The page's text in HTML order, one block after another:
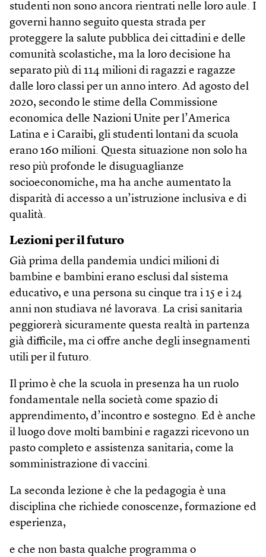
studenti non sono ancora rientrati nelle loro aule. I
governi hanno seguito questa strada per
proteggere la salute pubblica dei cittadini e delle
comunità scolastiche, ma la loro decisione ha
separato più di 114 milioni di ragazzi e ragazze
dalle loro classi per un anno intero. Ad agosto del
2020, secondo le stime della Commissione
economica delle Nazioni Unite per l’America
Latina e i Caraibi, gli studenti lontani da scuola
erano 160 milioni. Questa situazione non solo ha
reso più profonde le disuguaglianze
socioeconomiche, ma ha anche aumentato la
disparità di accesso a un’istruzione inclusiva e di
qualità.
Lezioni per il futuro
Già prima della pandemia undici milioni di
bambine e bambini erano esclusi dal sistema
educativo, e una persona su cinque tra i 15 e i 24
anni non studiava né lavorava. La crisi sanitaria
peggiorerà sicuramente questa realtà in partenza
già difficile, ma ci offre anche degli insegnamenti
utili per il futuro.
Il primo è che la scuola in presenza ha un ruolo
fondamentale nella società come spazio di
apprendimento, d’incontro e sostegno. Ed è anche
il luogo dove molti bambini e ragazzi ricevono un
pasto completo e assistenza sanitaria, come la
somministrazione di vaccini.
La seconda lezione è che la pedagogia è una
disciplina che richiede conoscenze, formazione ed
esperienza,
e che non basta qualche programma o